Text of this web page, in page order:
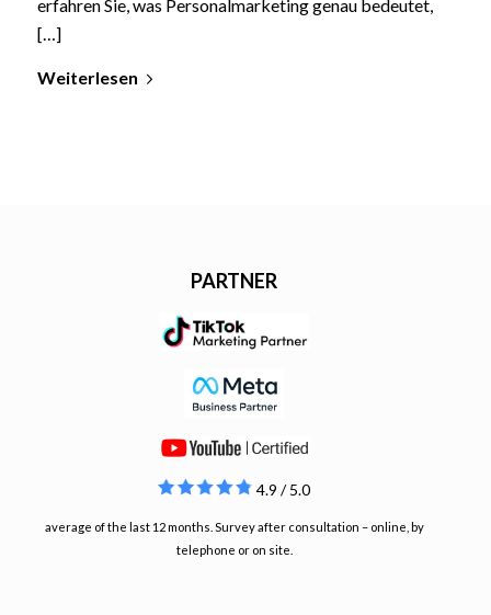
erfahren Sie, was Personalmarketing genau bedeutet,
[…]
Weiterlesen
PARTNER
4.9 / 5.0
average of the last 12 months. Survey after consultation – online, by
telephone or on site.